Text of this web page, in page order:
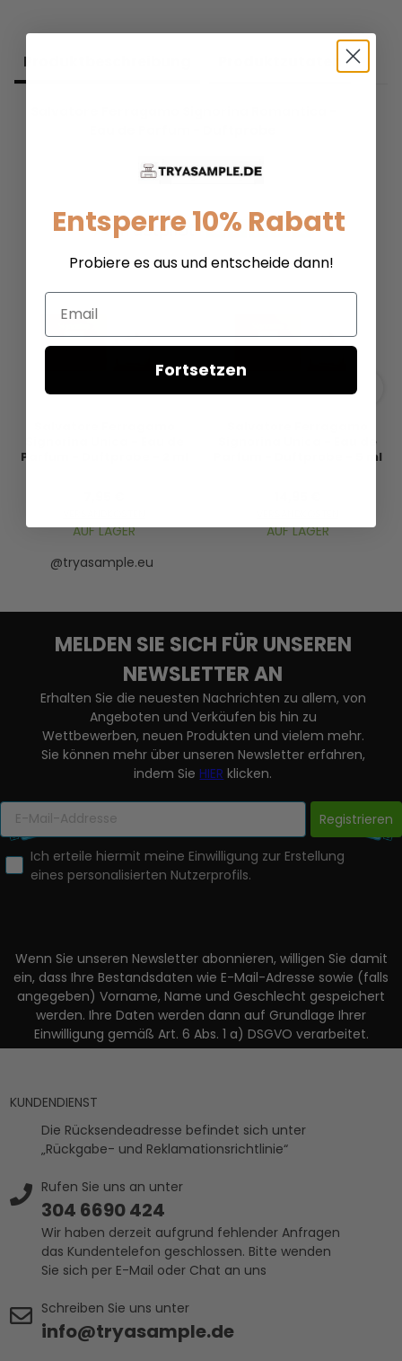
Produkt­beschreibung
Parfum - Duftprobe - 2 ml
AUF LAGER
Signorina Unica - Eau de
Parfum - Duftprobe - 5 ml
AUF LAGER
@tryasample.eu
MELDEN SIE SICH FÜR UNSEREN
NEWSLETTER AN
Erhalten Sie die neuesten Nachrichten zu allem, von
Angeboten und Verkäufen bis hin zu
Wettbewerben, neuen Produkten und vielem mehr.
Sie können mehr über unseren Newsletter erfahren,
indem SieHIER klicken.
Registrieren
Ich erteile hiermit meine Einwilligung zur Erstellung
eines personalisierten Nutzerprofils.
Wenn Sie unseren Newsletter abonnieren, willigen Sie damit
ein, dass Ihre Bestandsdaten wie E-Mail-Adresse sowie (falls
angegeben) Vorname, Name und Geschlecht gespeichert
werden. Ihre Daten werden dann auf Grundlage Ihrer
Einwilligung gemäß Art. 6 Abs. 1 a) DSGVO verarbeitet.
KUNDENDIENST
Die Rücksendeadresse befindet sich unter
„Rückgabe- und Reklamationsrichtlinie“
Rufen Sie uns an unter
304 6690 424
Wir haben derzeit aufgrund fehlender Anfragen
das Kundentelefon geschlossen. Bitte wenden
Sie sich per E-Mail oder Chat an uns
Schreiben Sie uns unter
info@tryasample.de
Entsperre 10% Rabatt
Probiere es aus und entscheide dann!
Email
Fortsetzen